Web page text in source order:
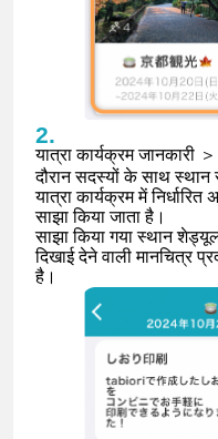
यात्रा कार्यक्रम जानकारी
दौरान सदस्यों के साथ
यात्रा कार्यक्रम में
साझा किया जाता है।
साझा किया गया स्थान
दिखाई देने वाली मानचित्र
है।